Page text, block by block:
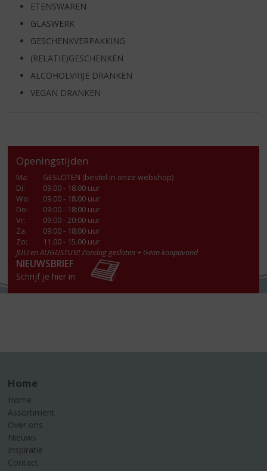
ETENSWAREN
GLASWERK
GESCHENKVERPAKKING
(RELATIE)GESCHENKEN
ALCOHOLVRIJE DRANKEN
VEGAN DRANKEN
Openingstijden
Ma:
GESLOTEN (bestel in onze webshop)
Di:
09.00 - 18.00 uur
Wo:
09.00 - 18.00 uur
Do:
09:00 - 18:00 uur
Vr:
09:00 - 20:00 uur
Za:
09:00 - 18:00 uur
Zo:
11.00 - 15.00 uur
JULI en AUGUSTUS!! Zondag gesloten + Geen koopavond
NIEUWSBRIEF
Schrijf je hier in
Home
Home
Assortiment
Over ons
Nieuws
Inspiratie
Contact